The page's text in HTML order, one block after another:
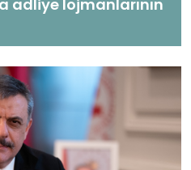
adliye lojmanlarının